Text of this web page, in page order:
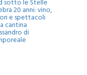
sotto le Stelle
20 anni: vino,
e spettacoli
cantina
di